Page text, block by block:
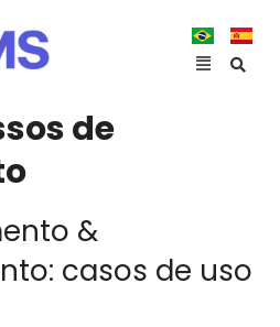
de
&
casos de uso